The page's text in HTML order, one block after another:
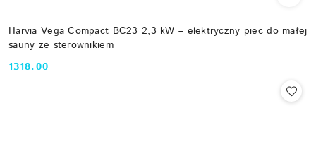
Harvia Vega Compact BC23 2,3 kW – elektryczny piec do małej
sauny ze sterownikiem
Cena:
1318.00